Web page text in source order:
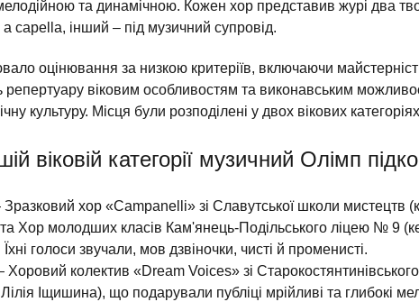
та динамічною. Кожен хор представив журі два
capella, інший – під музичний супровід.
оцінювання за низкою критеріїв, включаючи
репертуару віковим особливостям та виконавським
культуру. Місця були розподілені у двох вікових
віковій категорії музичний Олімп
хор «Campanelli» зі Славутської школи мистецтв
Хор молодших класів Кам'янець-Подільського ліцею № 9
голоси звучали, мов дзвіночки, чисті й променисті.
колектив «Dream Voices» зі
Іщишина), що подарували публіці мрійливі та глибокі